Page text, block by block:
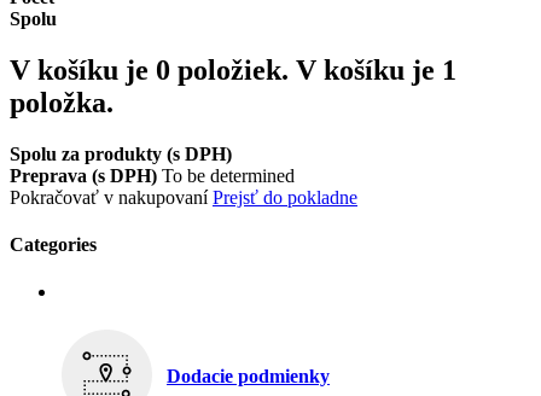
Spolu
V košíku je 0 položiek. V košíku je 1
položka.
Spolu za produkty (s DPH)
Preprava (s DPH) To be determined
Pokračovať v nakupovaníPrejsť do pokladne
Categories
Dodacie podmienky